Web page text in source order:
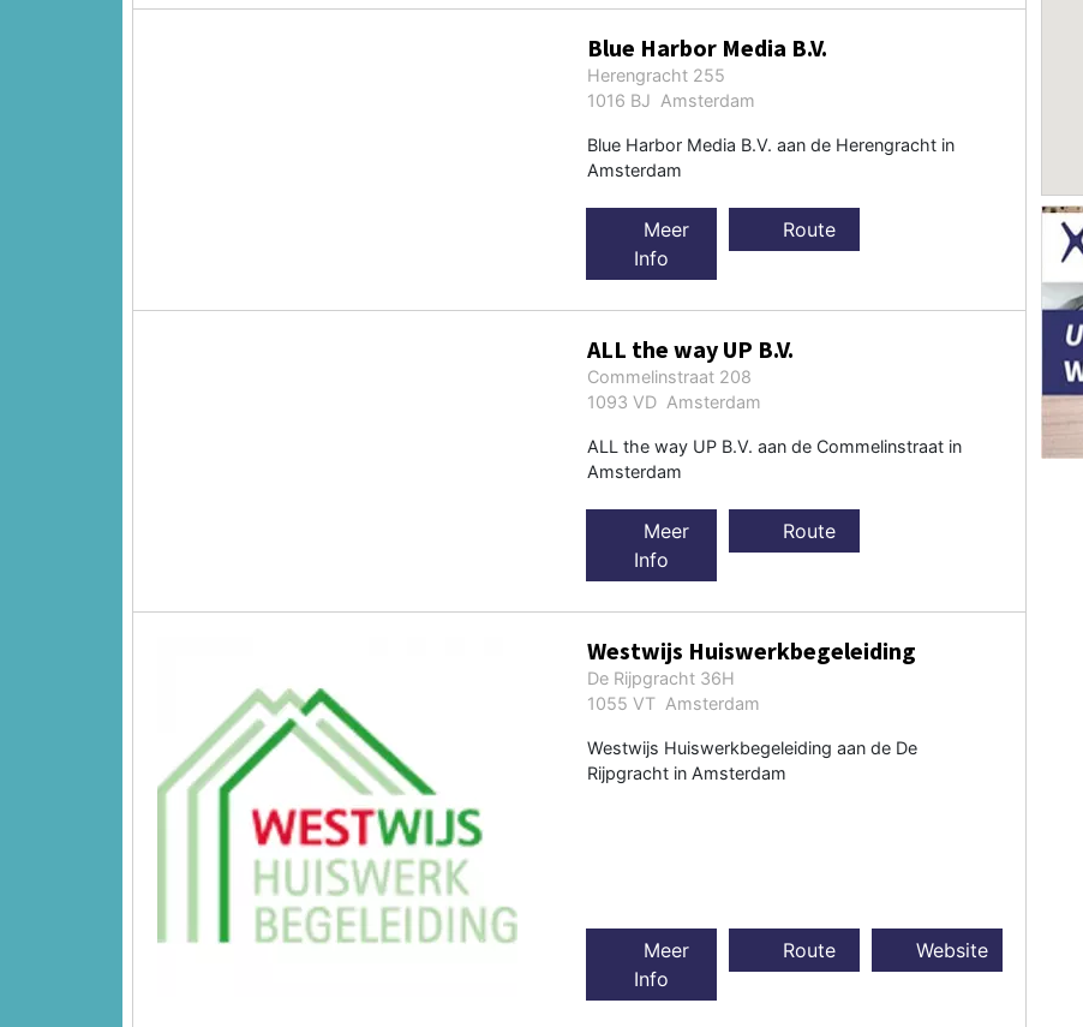
Blue Harbor Media B.V.
Herengracht 255
1016 BJ Amsterdam
Blue Harbor Media B.V. aan de Herengracht in
Amsterdam
Meer
Info
Route
ALL the way UP B.V.
Commelinstraat 208
1093 VD Amsterdam
ALL the way UP B.V. aan de Commelinstraat in
Amsterdam
Meer
Info
Route
Westwijs Huiswerkbegeleiding
De Rijpgracht 36H
1055 VT Amsterdam
Westwijs Huiswerkbegeleiding aan de De
Rijpgracht in Amsterdam
Meer
Info
Route Website